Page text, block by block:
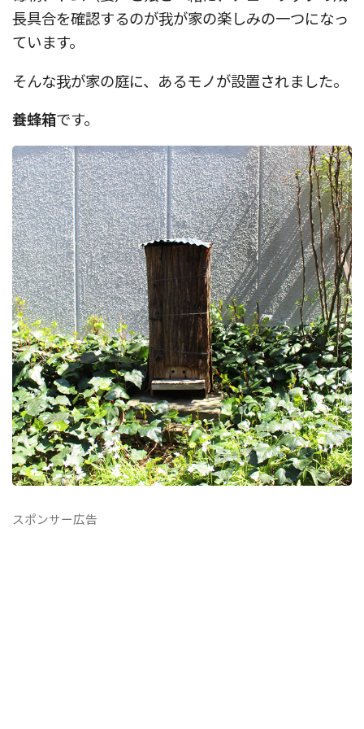
長具合を確認するのが我が家の楽しみの一つになっ
ています。
そんな我が家の庭に、あるモノが設置されました。
養蜂箱です。
スポンサー広告